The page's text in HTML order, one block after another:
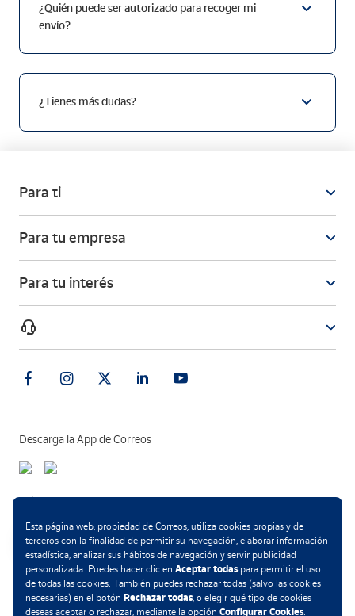
¿Quién puede ser autorizado para recoger mi
envío?
¿Tienes más dudas?
Para ti
Para tu empresa
Para tu interés
Descarga la App de Correos
Métodos de pago
Esta página web, propiedad de Correos, utiliza cookies propias y de
terceros con la finalidad de permitir su navegación, elaborar información
estadística, analizar sus hábitos de navegación y servir publicidad
personalizada. Puedes hacer clic en Aceptar todaspara permitir el uso
de todas las cookies. También puedes rechazar todas (salvo las cookies
necesarias) en el botón Rechazar todas, o elegir qué tipo de cookies
deseas aceptar o rechazar, mediante la opción Configurar Cookies.